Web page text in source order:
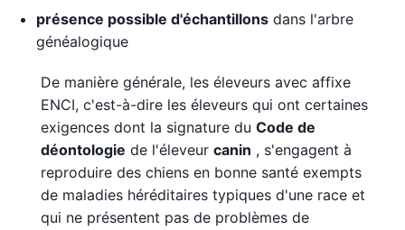
présence possible d'échantillons dans l'arbre
généalogique
De manière générale, les éleveurs avec affixe
ENCI, c'est-à-dire les éleveurs qui ont certaines
exigences dont la signature du Code de
déontologie de l'éleveur canin , s'engagent à
reproduire des chiens en bonne santé exempts
de maladies héréditaires typiques d'une race et
qui ne présentent pas de problèmes de